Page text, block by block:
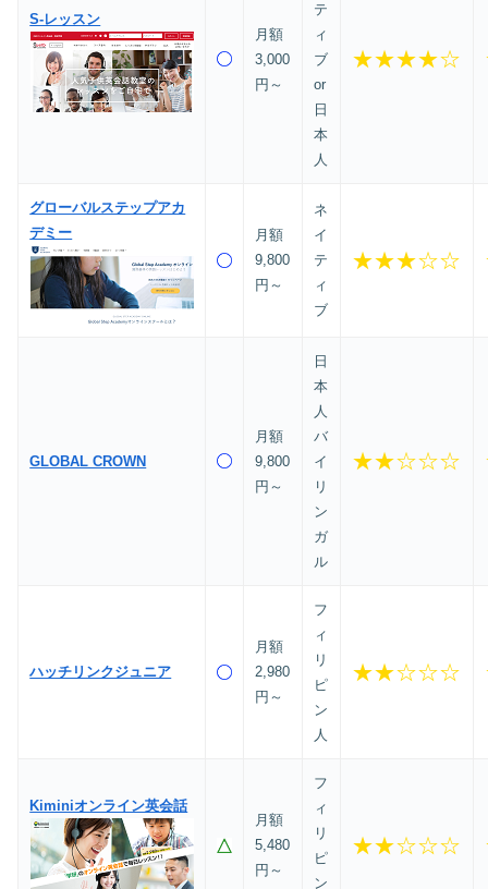
S-レッスン
月額
3,000
円～
テ
ィ
ブ
or
日
本
人
★★★★☆
グローバルステップアカ
デミー
月額
9,800
円～
ネ
イ
テ
ィ
ブ
★★★☆☆
GLOBAL CROWN
月額
9,800
円～
日
本
人
バ
イ
リ
ン
ガ
ル
★★☆☆☆
ハッチリンクジュニア
月額
2,980
円～
フ
ィ
リ
ピ
ン
人
★★☆☆☆
Kiminiオンライン英会話
月額
5,480
円～
フ
ィ
リ
ピ
ン
★★☆☆☆